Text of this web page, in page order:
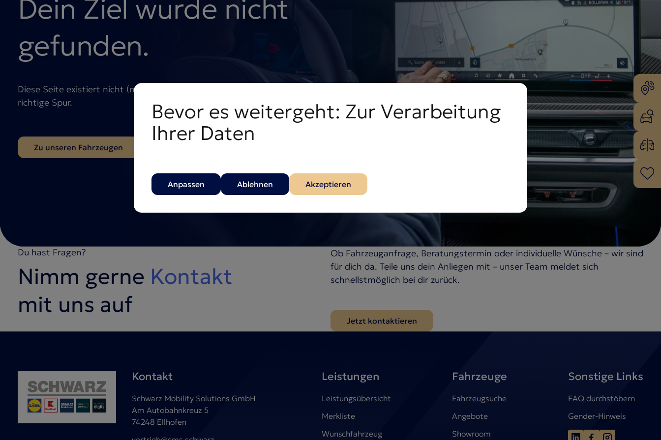
Bevor es weitergeht: Zur Verarbeitung
Ihrer Daten
Anpassen Ablehnen Akzeptieren
Dein Ziel wurde nicht
gefunden.
Diese Seite existiert nicht (mehr), aber wir bringen dich wieder auf die
richtige Spur.
Zu unseren Fahrzeugen
Du hast Fragen?
Nimm gerne Kontakt
mit uns auf
Ob Fahrzeuganfrage, Beratungstermin oder individuelle Wünsche – wir sind
für dich da. Teile uns dein Anliegen mit – unser Team meldet sich
schnellstmöglich bei dir zurück.
Jetzt kontaktieren
Kontakt
Schwarz Mobility Solutions GmbH
Am Autobahnkreuz 5
74248 Ellhofen
Leistungen
Leistungsübersicht
Merkliste
Wunschfahrzeug
Fahrzeuge
Fahrzeugsuche
Angebote
Showroom
Sonstige Links
FAQ durchstöbern
Gender-Hinweis